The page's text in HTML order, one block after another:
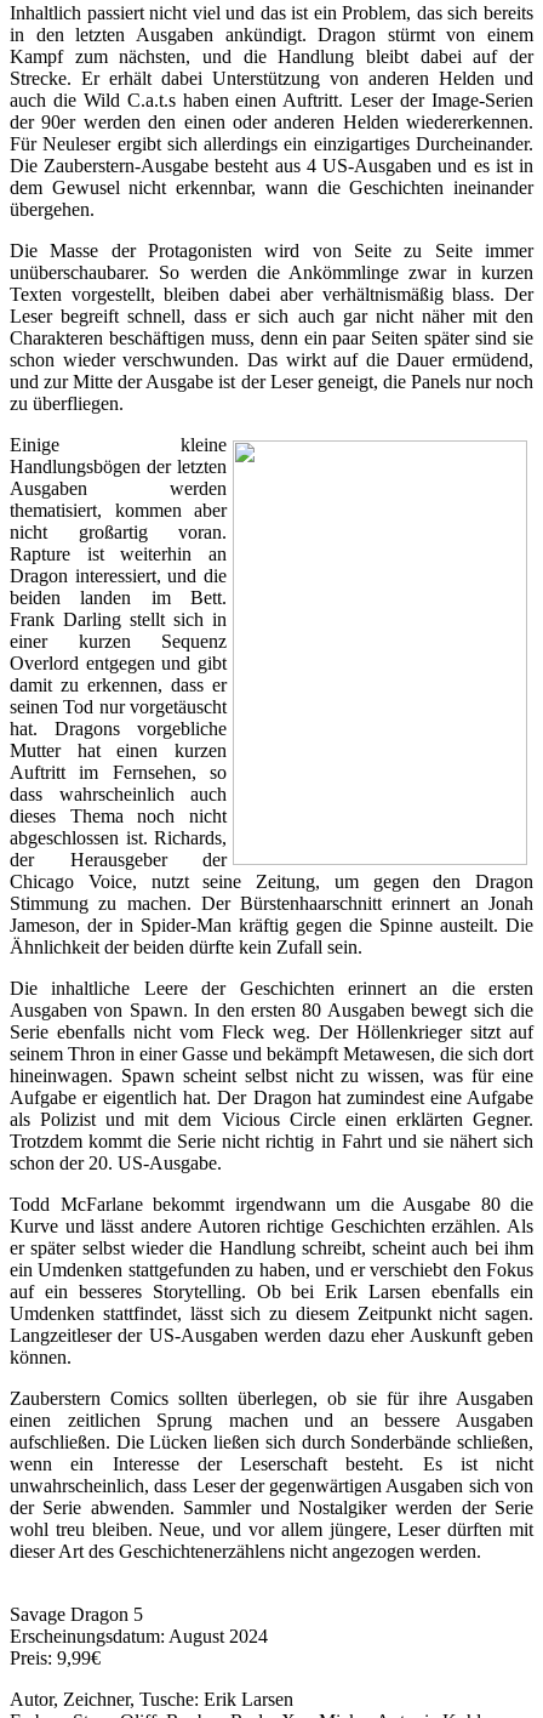
Inhaltlich passiert nicht viel und das ist ein Problem, das sich bereits
in den letzten Ausgaben ankündigt. Dragon stürmt von einem
Kampf zum nächsten, und die Handlung bleibt dabei auf der
Strecke. Er erhält dabei Unterstützung von anderen Helden und
auch die Wild C.a.t.s haben einen Auftritt. Leser der Image-Serien
der 90er werden den einen oder anderen Helden wiedererkennen.
Für Neuleser ergibt sich allerdings ein einzigartiges Durcheinander.
Die Zauberstern-Ausgabe besteht aus 4 US-Ausgaben und es ist in
dem Gewusel nicht erkennbar, wann die Geschichten ineinander
übergehen.
Die Masse der Protagonisten wird von Seite zu Seite immer
unüberschaubarer. So werden die Ankömmlinge zwar in kurzen
Texten vorgestellt, bleiben dabei aber verhältnismäßig blass. Der
Leser begreift schnell, dass er sich auch gar nicht näher mit den
Charakteren beschäftigen muss, denn ein paar Seiten später sind sie
schon wieder verschwunden. Das wirkt auf die Dauer ermüdend,
und zur Mitte der Ausgabe ist der Leser geneigt, die Panels nur noch
zu überfliegen.
Einige kleine
Handlungsbögen der letzten
Ausgaben werden
thematisiert, kommen aber
nicht großartig voran.
Rapture ist weiterhin an
Dragon interessiert, und die
beiden landen im Bett.
Frank Darling stellt sich in
einer kurzen Sequenz
Overlord entgegen und gibt
damit zu erkennen, dass er
seinen Tod nur vorgetäuscht
hat. Dragons vorgebliche
Mutter hat einen kurzen
Auftritt im Fernsehen, so
dass wahrscheinlich auch
dieses Thema noch nicht
abgeschlossen ist. Richards,
der Herausgeber der
Chicago Voice, nutzt seine Zeitung, um gegen den Dragon
Stimmung zu machen. Der Bürstenhaarschnitt erinnert an Jonah
Jameson, der in Spider-Man kräftig gegen die Spinne austeilt. Die
Ähnlichkeit der beiden dürfte kein Zufall sein.
Die inhaltliche Leere der Geschichten erinnert an die ersten
Ausgaben von Spawn. In den ersten 80 Ausgaben bewegt sich die
Serie ebenfalls nicht vom Fleck weg. Der Höllenkrieger sitzt auf
seinem Thron in einer Gasse und bekämpft Metawesen, die sich dort
hineinwagen. Spawn scheint selbst nicht zu wissen, was für eine
Aufgabe er eigentlich hat. Der Dragon hat zumindest eine Aufgabe
als Polizist und mit dem Vicious Circle einen erklärten Gegner.
Trotzdem kommt die Serie nicht richtig in Fahrt und sie nähert sich
schon der 20. US-Ausgabe.
Todd McFarlane bekommt irgendwann um die Ausgabe 80 die
Kurve und lässt andere Autoren richtige Geschichten erzählen. Als
er später selbst wieder die Handlung schreibt, scheint auch bei ihm
ein Umdenken stattgefunden zu haben, und er verschiebt den Fokus
auf ein besseres Storytelling. Ob bei Erik Larsen ebenfalls ein
Umdenken stattfindet, lässt sich zu diesem Zeitpunkt nicht sagen.
Langzeitleser der US-Ausgaben werden dazu eher Auskunft geben
können.
Zauberstern Comics sollten überlegen, ob sie für ihre Ausgaben
einen zeitlichen Sprung machen und an bessere Ausgaben
aufschließen. Die Lücken ließen sich durch Sonderbände schließen,
wenn ein Interesse der Leserschaft besteht. Es ist nicht
unwahrscheinlich, dass Leser der gegenwärtigen Ausgaben sich von
der Serie abwenden. Sammler und Nostalgiker werden der Serie
wohl treu bleiben. Neue, und vor allem jüngere, Leser dürften mit
dieser Art des Geschichtenerzählens nicht angezogen werden.
Savage Dragon 5
Erscheinungsdatum: August 2024
Preis: 9,99€
Autor, Zeichner, Tusche: Erik Larsen